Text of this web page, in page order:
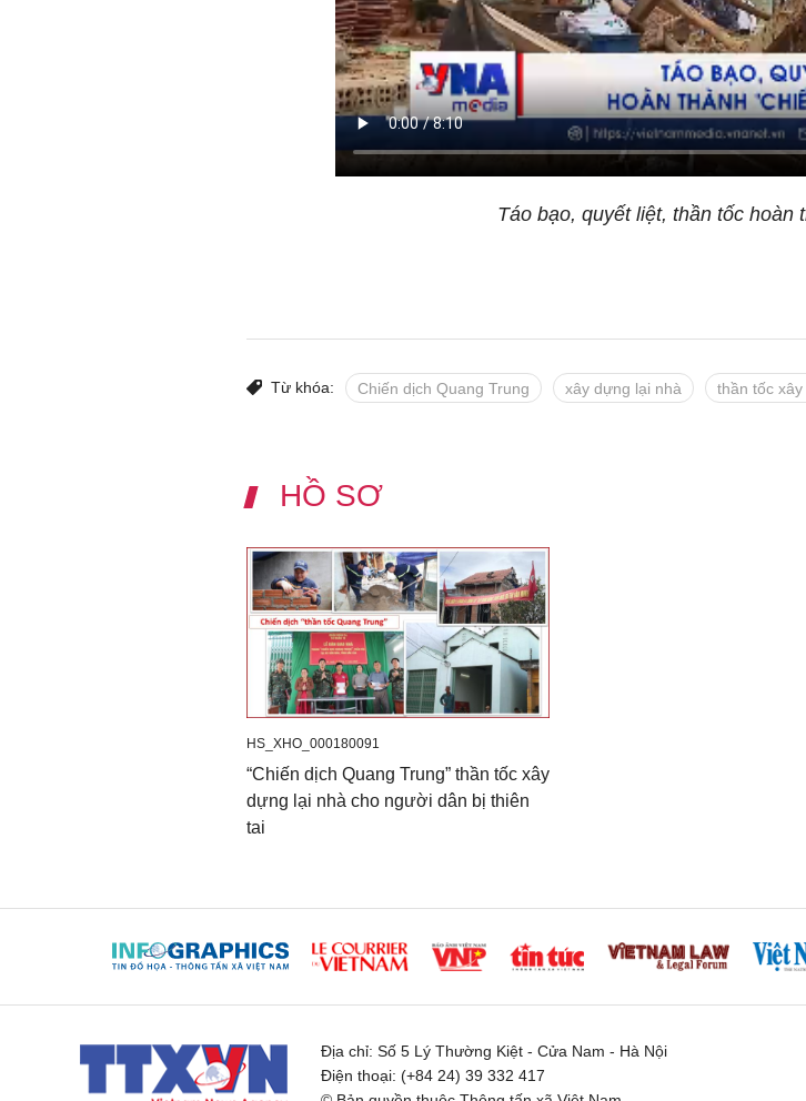
Táo bạo, quyết liệt, thần tốc hoàn
Từ khóa: Chiến dịch Quang Trung xây dựng lại nhà thần tốc
HỒ SƠ
HS_XHO_000180091
“Chiến dịch Quang Trung” thần tốc xây
dựng lại nhà cho người dân bị thiên
tai
Địa chỉ: Số 5 Lý Thường Kiệt - Cửa Nam - Hà Nội
Điện thoại: (+84 24) 39 332 417